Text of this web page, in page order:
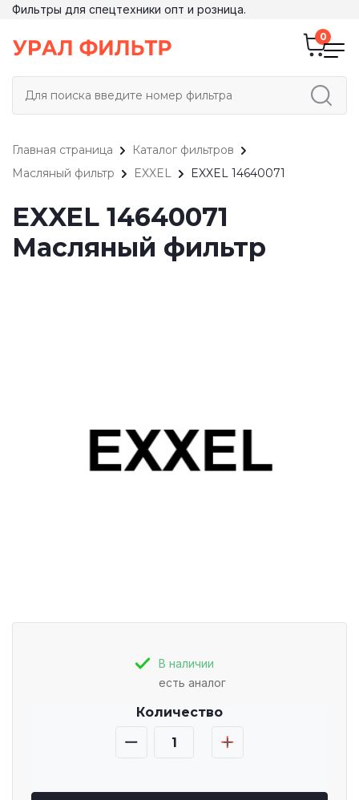
Фильтры для спецтехники опт и розница.
Главная страница
Каталог фильтров
Масляный фильтр
EXXEL EXXEL 14640071
EXXEL 14640071
Масляный фильтр
В наличии
есть аналог
Количество